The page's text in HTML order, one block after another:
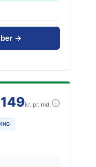
→
149kr. pr. md. i